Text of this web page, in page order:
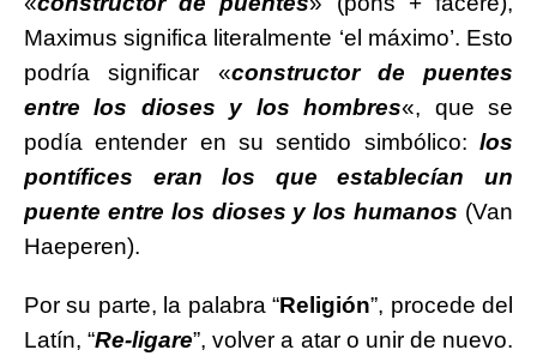
Maximus significa literalmente ‘el máximo’. Esto
podría significar «constructor de puentes
entre los dioses y los hombres«, que se
podía entender en su sentido simbólico: los
pontífices eran los que establecían un
puente entre los dioses y los humanos (Van
Haeperen).
Por su parte, la palabra “Religión”, procede del
Latín, “Re-ligare”, volver a atar o unir de nuevo.